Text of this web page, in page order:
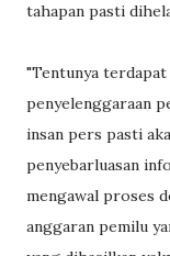
tahapan pasti
"Tentunya
penyelenggaraan
insan pers pasti
penyebarluasan
mengawal proses
anggaran pemilu